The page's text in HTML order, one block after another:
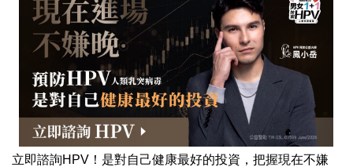
立即諮詢HPV！是對自己健康最好的投資，把握現在不嫌